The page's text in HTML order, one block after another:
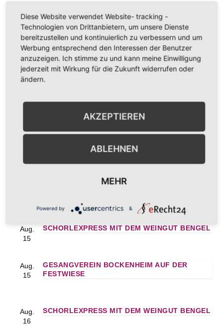
Dampfnudelau
sschank
SchorleXpress mit dem
Weinhaus Schlick
ANSTEHENDE VERANSTALTUNGEN
Aug.
SCHORLEXPRESS MIT DEM WEINGUT KURT &
SELMA KLINGEL
FÖRDERVEREIN DER GRUNDSCHULE
Aug.
15
SCHORLEXPRESS MIT DEM WEINGUT BENGEL
Aug.
15
GESANGVEREIN BOCKENHEIM AUF DER
FESTWIESE
Aug.
16
SCHORLEXPRESS MIT DEM WEINGUT BENGEL
Diese Website verwendet Website- tracking -
Technologien von Drittanbietern, um unsere Dienste
bereitzustellen und kontinuierlich zu verbessern und um
Werbung entsprechend den Interessen der Benutzer
anzuzeigen. Ich stimme zu und kann meine Einwilligung
jederzeit mit Wirkung für die Zukunft widerrufen oder
ändern.
AKZEPTIEREN
ABLEHNEN
MEHR
Powered by &